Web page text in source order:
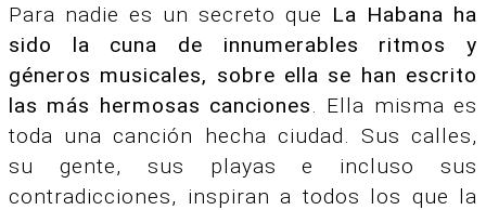
Para nadie es un secreto que La Habana ha
sido la cuna de innumerables ritmos y
géneros musicales, sobre ella se han escrito
las más hermosas canciones. Ella misma es
toda una canción hecha ciudad. Sus calles,
su gente, sus playas e incluso sus
contradicciones, inspiran a todos los que la